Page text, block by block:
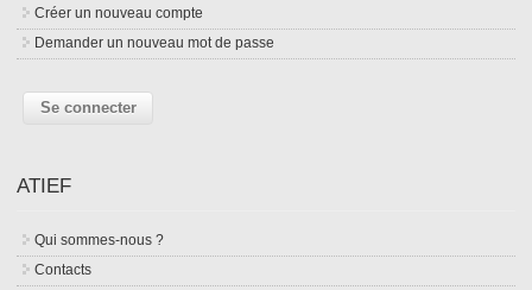
Créer un nouveau compte
Demander un nouveau mot de passe
ATIEF
Qui sommes-nous ?
Contacts